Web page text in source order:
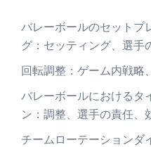
バレーボールのセットプ
グ：セッティング、選手
回転調整：ゲーム内戦略
バレーボールにおけるタ
ン：調整、選手の責任、
チームローテーションダ